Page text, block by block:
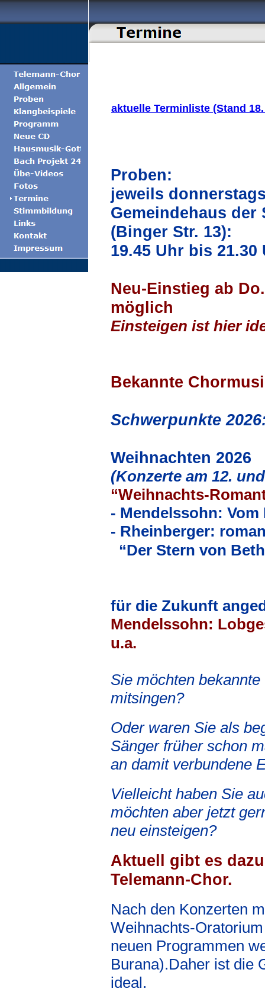
aktuelle Terminliste (Stand
Proben:
jeweils
Gemeindehaus der
(Binger Str. 13):
19.45 Uhr bis 21.30
Neu-Einstieg ab
möglich
Einsteigen ist hier
Bekannte
Schwerpunkte
Weihnachten 2026
(Konzerte am 12.
“Weihnachts-
- Mendelssohn:
- Rheinberger:
“Der Stern von
für die Zukunft
Mendelssohn:
u.a.
Sie möchten
mitsingen?
Oder waren Sie als
Sänger früher schon
an damit verbundene
Vielleicht haben Sie
möchten aber jetzt
neu einsteigen?
Aktuell gibt es
Telemann-Chor.
Nach den Konzerten
Weihnachts-
neuen Programmen
Burana).Daher ist die
ideal.